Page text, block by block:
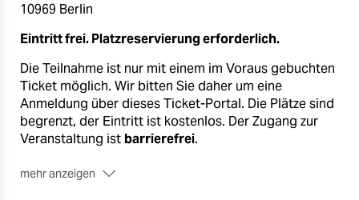
10969 Berlin
Eintritt frei. Platzreservierung erforderlich.
Die Teilnahme ist nur mit einem im Voraus gebuchten
Ticket möglich. Wir bitten Sie daher um eine
Anmeldung über dieses Ticket-Portal. Die Plätze sind
begrenzt, der Eintritt ist kostenlos. Der Zugang zur
Veranstaltung ist barrierefrei.
mehr anzeigen